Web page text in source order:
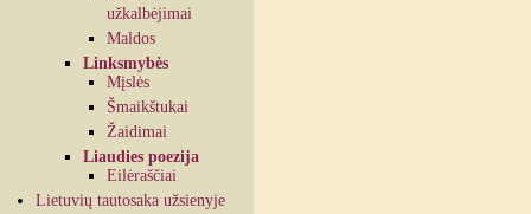
užkalbėjimai
Maldos
Linksmybės
Mįslės
Šmaikštukai
Žaidimai
Liaudies poezija
Eilėraščiai
Lietuvių tautosaka užsienyje